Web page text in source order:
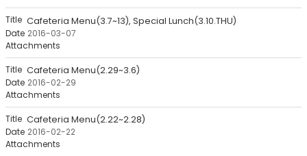
목
록
-
번
호,
제
목,
작
성
자,
등
록
Cafeteria Menu(3.7~13), Special Lunch(3.10.THU)
2016-03-07
Cafeteria Menu(2.29~3.6)
2016-02-29
Cafeteria Menu(2.22~2.28)
2016-02-22